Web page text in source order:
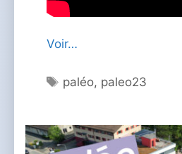
Voir…
Étiquettes
paléo, paleo23